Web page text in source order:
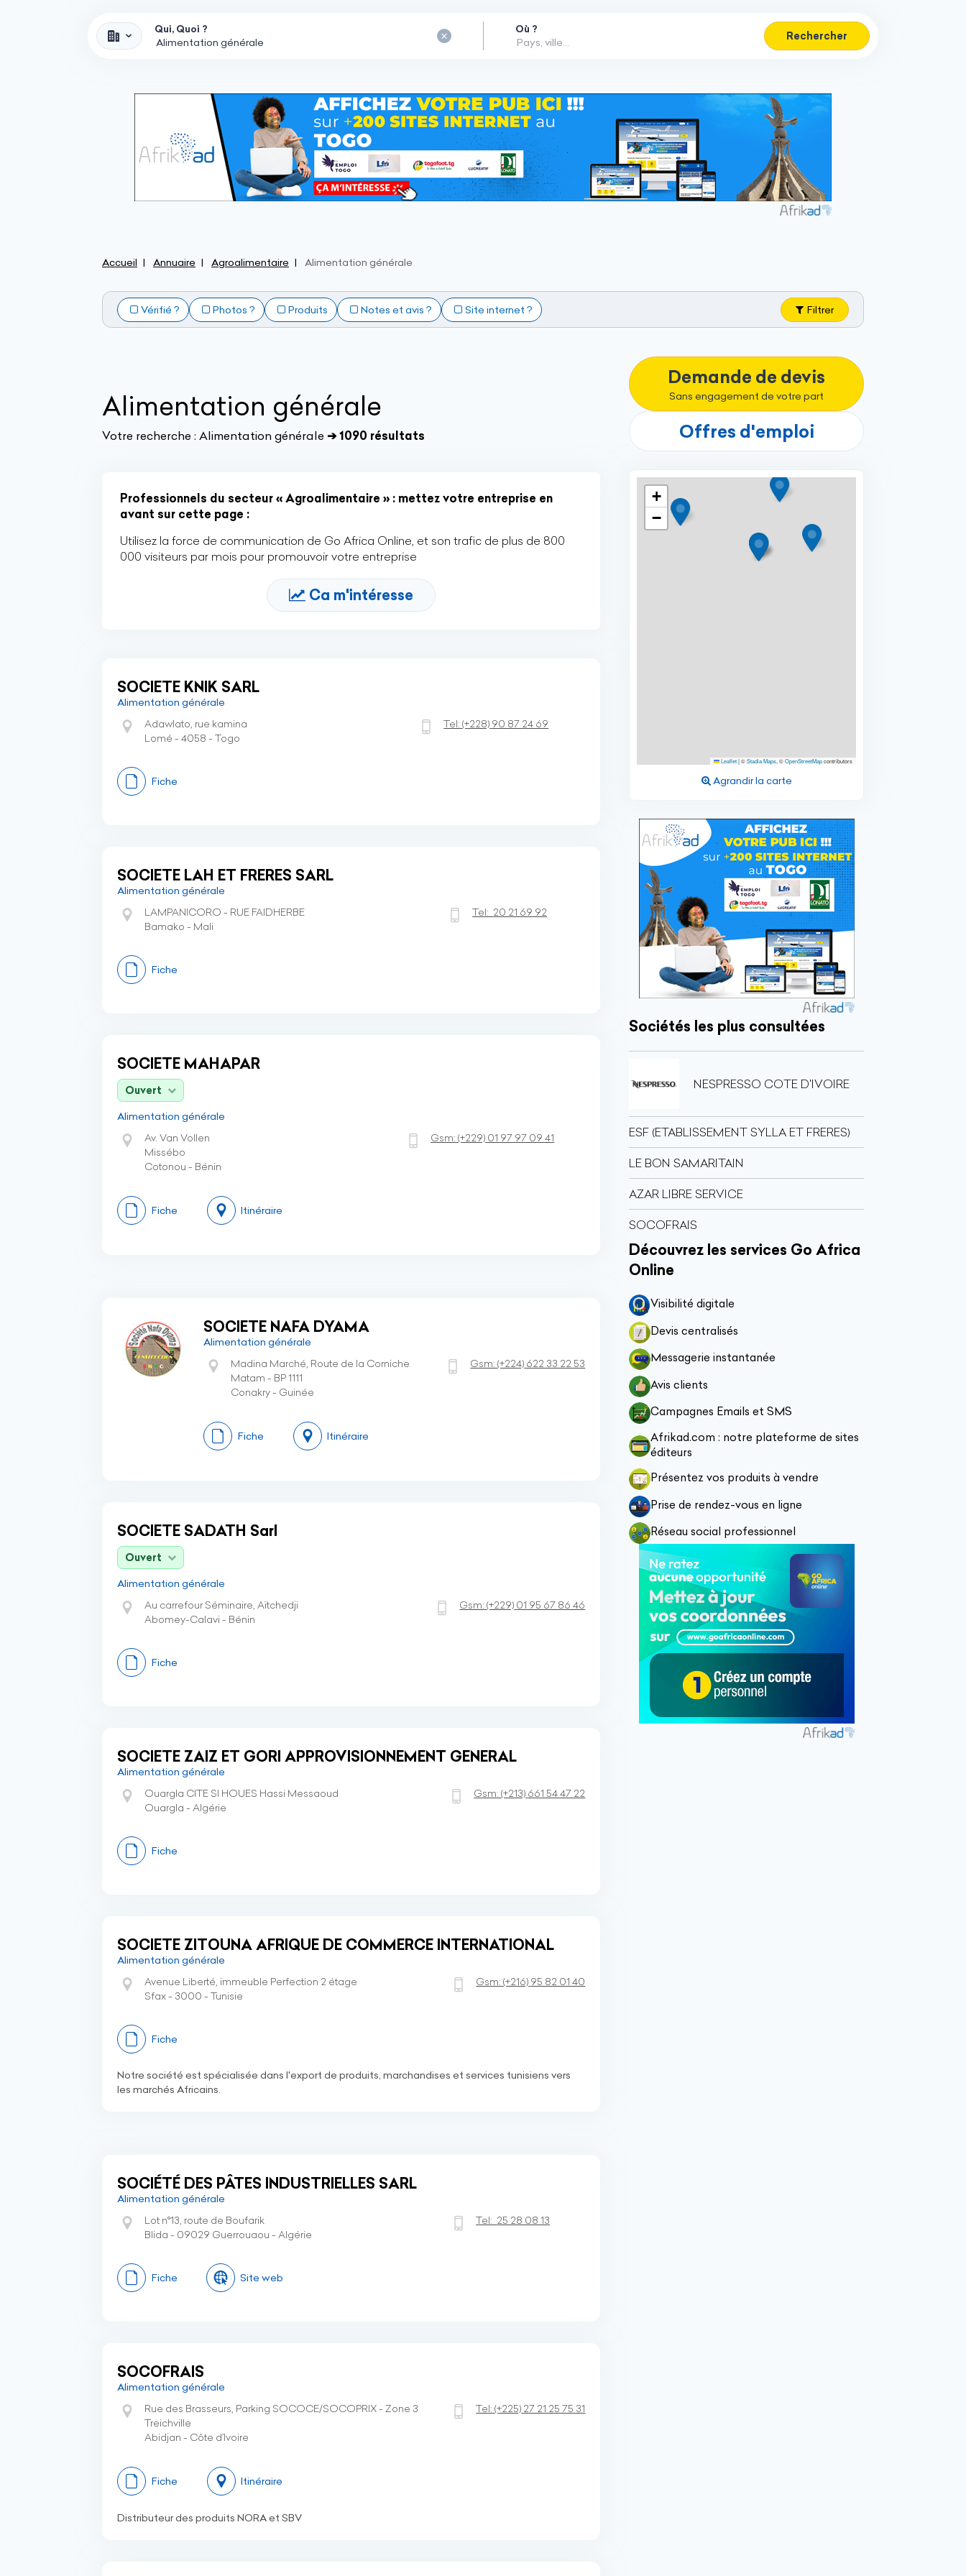
Qui, Quoi ? Où ?
Rechercher
Accueil Annuaire Agroalimentaire Alimentation générale
Vérifié ? Photos ? Produits Notes et avis ? Site internet ? Filtrer
Alimentation générale
Votre recherche : Alimentation générale ➔ 1090 résultats
Professionnels du secteur « Agroalimentaire » : mettez votre entreprise en
avant sur cette page :
Utilisez la force de communication de Go Africa Online, et son trafic de plus de 800
000 visiteurs par mois pour promouvoir votre entreprise
Ca m'intéresse
SOCIETE KNIK SARL
Alimentation générale
Adawlato, rue kamina
Lomé - 4058 - Togo
Tel:(+228) 90 87 24 69
Fiche
SOCIETE LAH ET FRERES SARL
Alimentation générale
LAMPANICORO - RUE FAIDHERBE
Bamako - Mali
Tel: 20 21 69 92
Fiche
SOCIETE MAHAPAR
Ouvert
Alimentation générale
Av. Van Vollen
Missébo
Cotonou - Bénin
Gsm:(+229) 01 97 97 09 41
Fiche Itinéraire
SOCIETE NAFA DYAMA
Alimentation générale
Madina Marché, Route de la Corniche
Matam - BP 1111
Conakry - Guinée
Gsm:(+224) 622 33 22 53
Fiche Itinéraire
SOCIETE SADATH Sarl
Ouvert
Alimentation générale
Au carrefour Séminaire, Aïtchedji
Abomey-Calavi - Bénin
Gsm:(+229) 01 95 67 86 46
Fiche
SOCIETE ZAIZ ET GORI APPROVISIONNEMENT GENERAL
Alimentation générale
Ouargla CITE SI HOUES Hassi Messaoud
Ouargla - Algérie
Gsm:(+213) 661 54 47 22
Fiche
SOCIETE ZITOUNA AFRIQUE DE COMMERCE INTERNATIONAL
Alimentation générale
Avenue Liberté, immeuble Perfection 2 étage
Sfax - 3000 - Tunisie
Gsm:(+216) 95 82 01 40
Fiche
Notre société est spécialisée dans l'export de produits, marchandises et services tunisiens vers
les marchés Africains.
SOCIÉTÉ DES PÂTES INDUSTRIELLES SARL
Alimentation générale
Lot n°13, route de Boufarik
Blida - 09029 Guerrouaou - Algérie
Tel: 25 28 08 13
Fiche Site web
SOCOFRAIS
Alimentation générale
Rue des Brasseurs, Parking SOCOCE/SOCOPRIX - Zone 3
Treichville
Abidjan - Côte d’Ivoire
Tel:(+225) 27 21 25 75 31
Fiche Itinéraire
Distributeur des produits NORA et SBV
Demande de devis
Sans engagement de votre part
Offres d'emploi
+
−
Leaflet|©Stadia Maps, ©OpenStreetMapcontributors
Agrandir la carte
Sociétés les plus consultées
NESPRESSO COTE D'IVOIRE
ESF (ETABLISSEMENT SYLLA ET FRERES)
LE BON SAMARITAIN
AZAR LIBRE SERVICE
SOCOFRAIS
Découvrez les services Go Africa
Online
Visibilité digitale
Devis centralisés
Messagerie instantanée
Avis clients
Campagnes Emails et SMS
Afrikad.com : notre plateforme de sites
éditeurs
Présentez vos produits à vendre
Prise de rendez-vous en ligne
Réseau social professionnel